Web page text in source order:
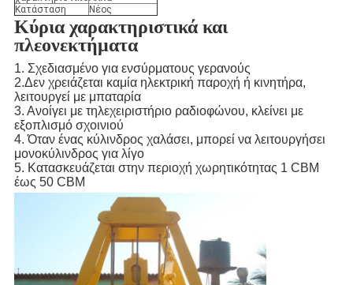
Κατάσταση
Νέος
Κύρια χαρακτηριστικά και
πλεονεκτήματα
1. Σχεδιασμένο για ενσύρματους γερανούς
2.Δεν χρειάζεται καμία ηλεκτρική παροχή ή κινητήρα,
λειτουργεί με μπαταρία
3. Ανοίγει με τηλεχειριστήριο ραδιοφώνου, κλείνει με
εξοπλισμό σχοινιού
4. Όταν ένας κύλινδρος χαλάσει, μπορεί να λειτουργήσει
μονοκύλινδρος για λίγο
5. Κατασκευάζεται στην περιοχή χωρητικότητας 1 CBM
έως 50 CBM